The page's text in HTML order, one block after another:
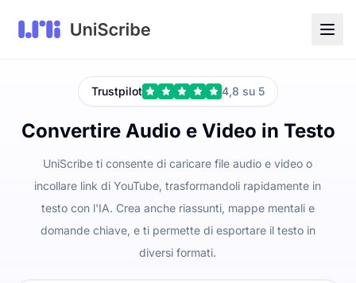
Trustpilot 4,8 su 5
Convertire Audio e Video in Testo
UniScribe ti consente di caricare file audio e video o
incollare link di YouTube, trasformandoli rapidamente in
testo con l'IA. Crea anche riassunti, mappe mentali e
domande chiave, e ti permette di esportare il testo in
diversi formati.